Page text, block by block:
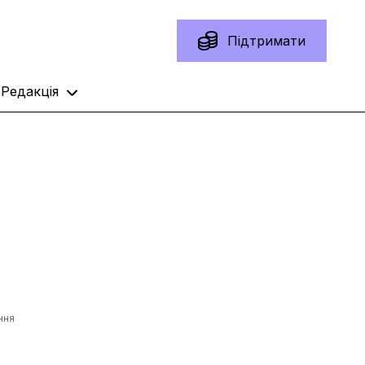
Підтримати
Редакція